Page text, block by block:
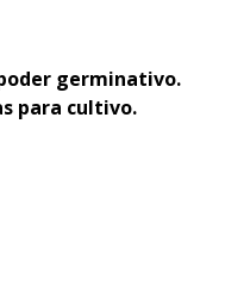
germinativo.
para cultivo.